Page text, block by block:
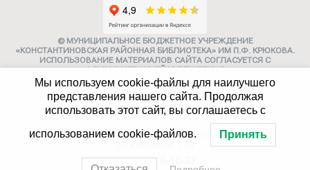
Мы используем cookie-файлы для наилучшего
представления нашего сайта. Продолжая
использовать этот сайт, вы соглашаетесь с
использованием cookie-файлов. Принять
© МУНИЦИПАЛЬНОЕ БЮДЖЕТНОЕ УЧРЕЖДЕНИЕ
«КОНСТАНТИНОВСКАЯ РАЙОННАЯ БИБЛИОТЕКА» ИМ П.Ф. КРЮКОВА.
ИСПОЛЬЗОВАНИЕ МАТЕРИАЛОВ САЙТА СОГЛАСУЕТСЯ С
АДМИНИСТРАЦИЕЙ УЧРЕЖДЕНИЯ
Карта сайта
Политика конфиденциальности
347252, г. Константиновск,
8 (86393) 6-10-32